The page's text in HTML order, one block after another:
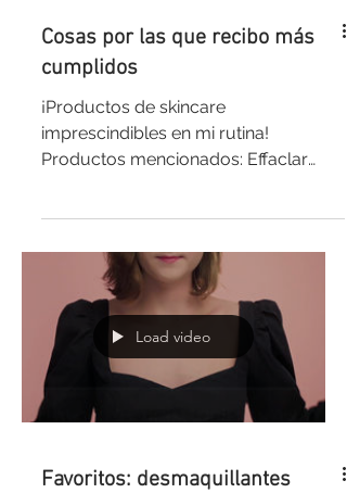
Cosas por las que recibo más
cumplidos
¡Productos de skincare
imprescindibles en mi rutina!
Productos mencionados: Effaclar
Load video
Favoritos: desmaquillantes